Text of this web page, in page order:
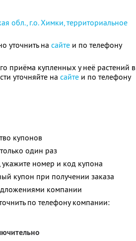
обл., г.о. Химки, территориальное
уточнить на сайте и по телефону
приёма купленных у неё растений в
уточняйте на сайте и по телефону
купонов
один раз
, укажите номер и код купона
купон при получении заказа
компании
по телефону компании: